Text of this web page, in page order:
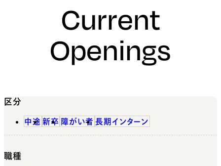
Current
Openings
区分
中途 新卒 障がい者 長期インターン
職種